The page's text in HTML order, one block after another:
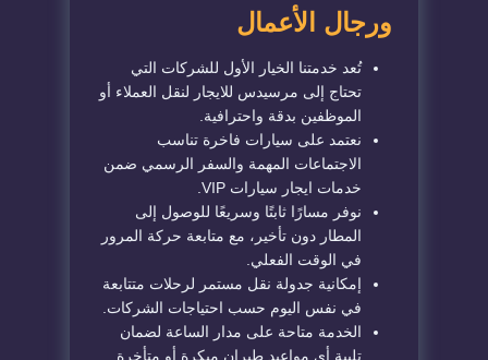
ورجال الأعمال
تُعد خدمتنا الخيار الأول للشركات التي
تحتاج إلى مرسيدس للايجار لنقل العملاء أو
الموظفين بدقة واحترافية.
نعتمد على سيارات فاخرة تناسب
الاجتماعات المهمة والسفر الرسمي ضمن
خدمات ايجار سيارات VIP.
نوفر مسارًا ثابتًا وسريعًا للوصول إلى
المطار دون تأخير، مع متابعة حركة المرور
في الوقت الفعلي.
إمكانية جدولة نقل مستمر لرحلات متتابعة
في نفس اليوم حسب احتياجات الشركات.
الخدمة متاحة على مدار الساعة لضمان
تلبية أي مواعيد طيران مبكرة أو متأخرة.